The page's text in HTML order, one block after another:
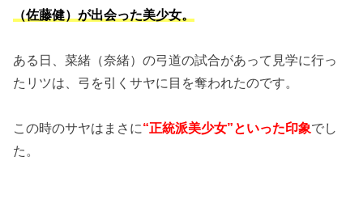
（佐藤健）が出会った美少女。
ある日、菜緒（奈緒）の弓道の試合があって見学に行っ
たリツは、弓を引くサヤに目を奪われたのです。
この時のサヤはまさに“正統派美少女”といった印象でし
た。